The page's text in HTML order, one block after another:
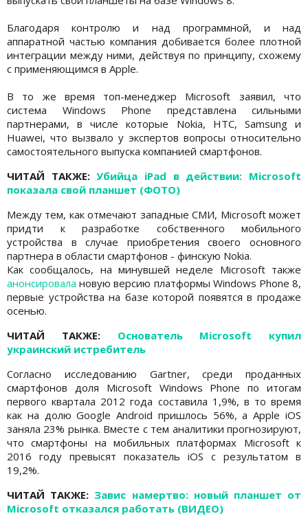
Благодаря контролю и над программной, и над
аппаратной частью компания добивается более плотной
интеграции между ними, действуя по принципу, схожему
с применяющимся в Apple.
В то же время топ-менеджер Microsoft заявил, что
система Windows Phone представлена сильными
партнерами, в числе которые Nokia, HTC, Samsung и
Huawei, что вызвало у экспертов вопросы относительно
самостоятельного выпуска компанией смартфонов.
ЧИТАЙ ТАКЖЕ:Убийца iPad в действии: Microsoft
показала свой планшет (ФОТО)
Между тем, как отмечают западные СМИ, Microsoft может
придти к разработке собственного мобильного
устройства в случае приобретения своего основного
партнера в области смартфонов - финскую Nokiа.
Как сообщалось, на минувшей неделе Microsoft также
анонсировала новую версию платформы Windows Phone 8,
первые устройства на базе которой появятся в продаже
осенью.
ЧИТАЙ ТАКЖЕ: Основатель Microsoft купил
украинский истребитель
Согласно исследованию Gartner, среди проданных
смартфонов доля Microsoft Windows Phone по итогам
первого квартала 2012 года составила 1,9%, в то время
как на долю Google Android пришлось 56%, а Apple iOS
заняла 23% рынка. Вместе с тем аналитики прогнозируют,
что смартфоны на мобильных платформах Microsoft к
2016 году превысят показатель iOS с результатом в
19,2%.
ЧИТАЙ ТАКЖЕ: Завис намертво: новый планшет от
Microsoft отказался работать (ВИДЕО)